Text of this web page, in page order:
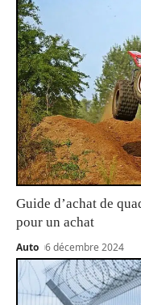
Guide d’achat de
pour un achat
Auto 6 décembre 2024